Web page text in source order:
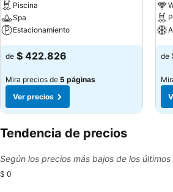
Piscina
Spa
Estacionamiento
de $ 422.826
Mira precios de 5 páginas
Ver precios
de
Tendencia de precios
Según los precios más bajos de los
$ 0